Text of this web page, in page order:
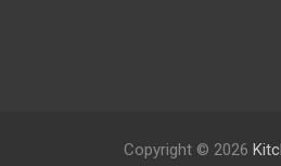
Copyright © 2026